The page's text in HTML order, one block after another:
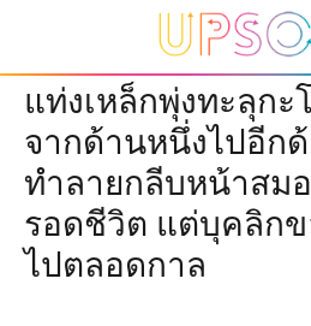
แท่งเหล็กพุ่งทะลุกะ
จากด้านหนึ่งไปอีก
ทำลายกลีบหน้าสมอ
รอดชีวิต แต่บุคลิกข
ไปตลอดกาล